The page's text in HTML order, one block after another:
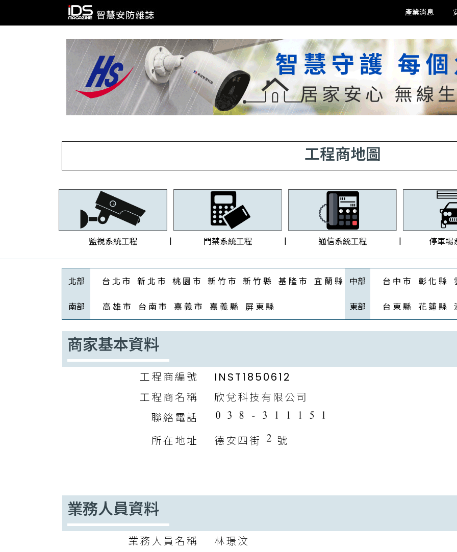
產業消息
工程商地圖
監視系統工程 | 門禁系統工程 | 通信系統工程 | 停車場
北部 台 北 市 新 北 市 桃 園 市 新 竹 市 新 竹 縣 基 隆 市 宜 蘭 縣 中部 台 中 市 彰 化 縣
南部 高 雄 市 台 南 市 嘉 義 市 嘉 義 縣 屏 東 縣 東部 台 東 縣 花 蓮 縣
商家基本資料
工程商編號
INST1850612
工程商名稱
欣兌科技有限公司
聯絡電話
所在地址
德安四街 號
業務人員資料
業務人員名稱
林璟汶